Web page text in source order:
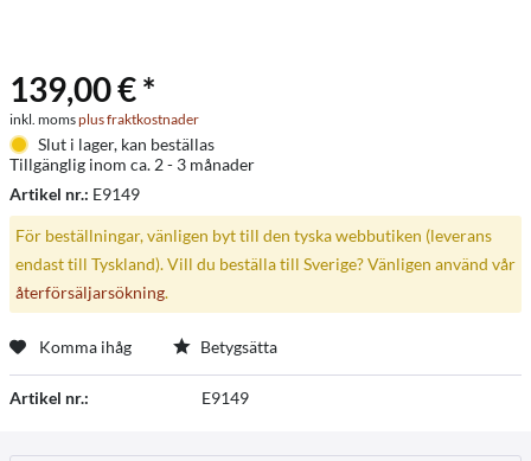
139,00 € *
inkl. momsplus fraktkostnader
Slut i lager, kan beställas
Tillgänglig inom ca. 2 - 3 månader
Artikel nr.: E9149
För beställningar, vänligen byt till den tyska webbutiken (leverans
endast till Tyskland). Vill du beställa till Sverige? Vänligen använd vår
återförsäljarsökning.
Komma ihåg Betygsätta
Artikel nr.: E9149